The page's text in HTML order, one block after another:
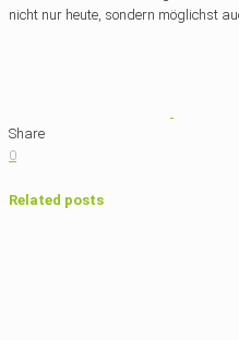
nicht nur heute, sondern möglichst
Share
0
Related posts